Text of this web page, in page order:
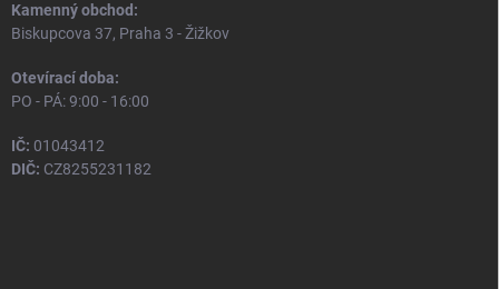
Kamenný obchod:
Biskupcova 37, Praha 3 - Žižkov
Otevírací doba:
PO - PÁ: 9:00 - 16:00
IČ: 01043412
DIČ: CZ8255231182